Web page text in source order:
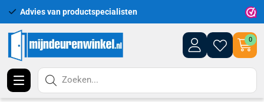
Advies van productspecialisten
0
Zoeken...